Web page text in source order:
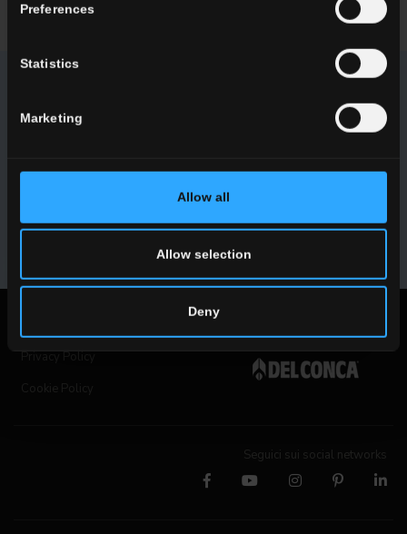
Preferences
Statistics
Marketing
Allow all
Allow selection
Deny
collaborazioni e innovazioni di prodotto.
ISCRIVITI
Privacy Policy
Seguici sui social networks